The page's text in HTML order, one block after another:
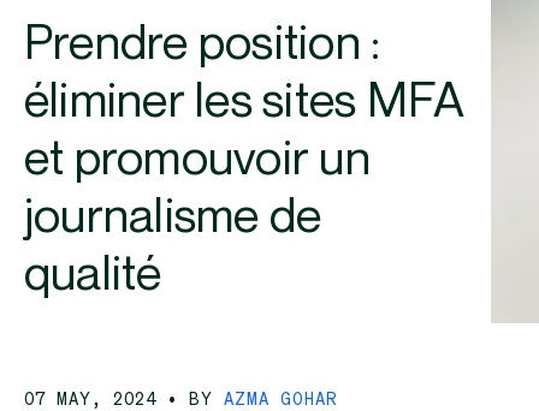
Prendre position :
éliminer les sites MFA
et promouvoir un
journalisme de
qualité
07 MAY, 2024 • BYAZMA GOHAR